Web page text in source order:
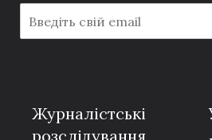
m
a
Журналістські
розслідування